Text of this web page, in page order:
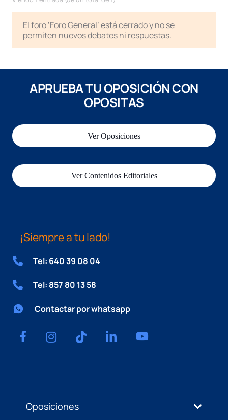
El foro ‘Foro General’ está cerrado y no se
permiten nuevos debates ni respuestas.
APRUEBA TU OPOSICIÓN CON
OPOSITAS
Ver Oposiciones
Ver Contenidos Editoriales
¡Siempre a tu lado!
Tel: 640 39 08 04
Tel: 857 80 13 58
Contactar por whatsapp
Oposiciones